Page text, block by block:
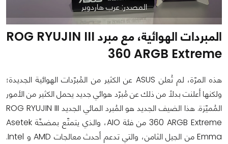
المصدر: عرب هاردوير
المبردات الهوائية، مع مبرد ROG RYUJIN III
360 ARGB Extreme
هذه المرّة، لم تُعلن ASUS عن الكثير من المُبرّدات الهوائية الجديدة؛
ولكنها أعلنت بدلًا من ذلك عن مُبرّد هوائي جديد يحمل الكثير من الأمور
المُميّزة. هذا الضيف الجديد هو المُبرد المائي الجديد ROG RYUJIN III
360 ARGB Extreme من فئة AIO، والذي يتمتّع بمضخّة Asetek
Emma من الجيل الثامن، والتي تدعم أحدث معالجات AMD و Intel.